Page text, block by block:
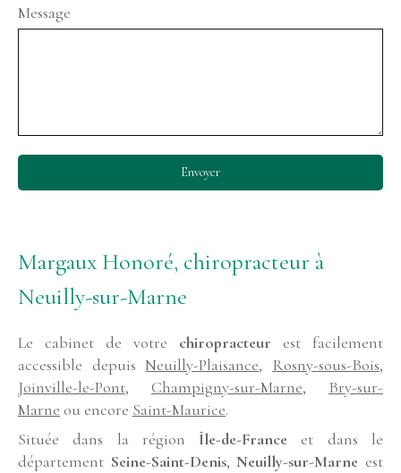
Message
Envoyer
Margaux Honoré, chiropracteur à
Neuilly-sur-Marne
Le cabinet de votre chiropracteur est facilement
accessible depuisNeuilly-Plaisance, Rosny-sous-Bois,
Joinville-le-Pont, Champigny-sur-Marne, Bry-sur-
Marne ou encore Saint-Maurice.
Située dans la région Île-de-France et dans le
département Seine-Saint-Denis,Neuilly-sur-Marne est